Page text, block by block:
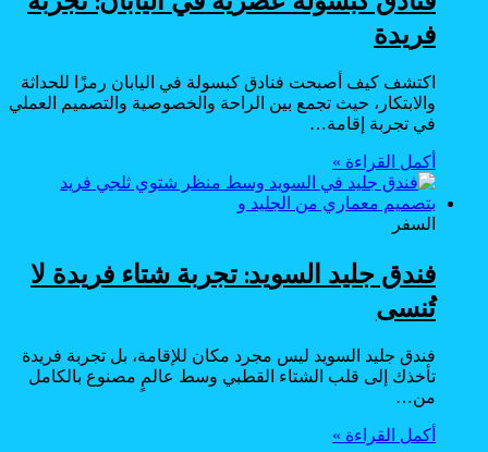
فريدة
اكتشف كيف أصبحت فنادق كبسولة في اليابان رمزًا للحداثة
والابتكار، حيث تجمع بين الراحة والخصوصية والتصميم العملي
في تجربة إقامة…
أكمل القراءة »
السفر
فندق جليد السويد: تجربة شتاء فريدة لا
تُنسى
فندق جليد السويد ليس مجرد مكان للإقامة، بل تجربة فريدة
تأخذك إلى قلب الشتاء القطبي وسط عالمٍ مصنوع بالكامل
من…
أكمل القراءة »